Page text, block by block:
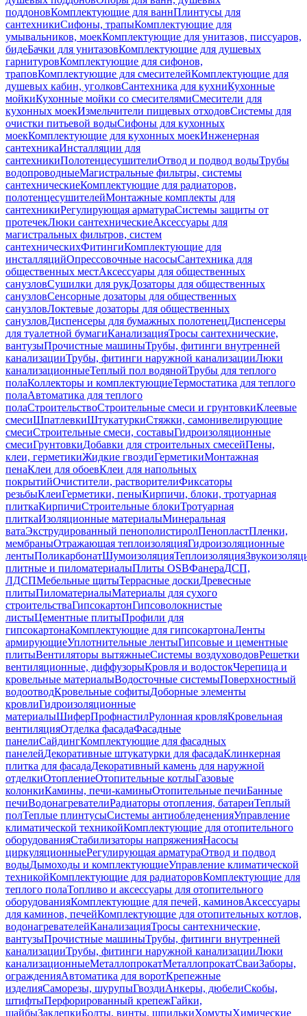
поддоновКомплектующие для ваннПлинтусы для
сантехникиСифоны, трапыКомплектующие для
умывальников, моекКомплектующие для унитазов, писсуаров,
бидеБачки для унитазовКомплектующие для душевых
гарнитуровКомплектующие для сифонов,
траповКомплектующие для смесителейКомплектующие для
душевых кабин, уголковСантехника для кухниКухонные
мойкиКухонные мойки со смесителямиСмесители для
кухонных моекИзмельчители пищевых отходовСистемы для
очистки питьевой водыСифоны для кухонных
моекКомплектующие для кухонных моекИнженерная
сантехникаИнсталляции для
сантехникиПолотенцесушителиОтвод и подвод водыТрубы
водопроводныеМагистральные фильтры, системы
сантехническиеКомплектующие для радиаторов,
полотенцесушителейМонтажные комплекты для
сантехникиРегулирующая арматураСистемы защиты от
протечекЛюки сантехническиеАксессуары для
магистральных фильтров, систем
сантехническихФитингиКомплектующие для
инсталляцийОпрессовочные насосыСантехника для
общественных местАксессуары для общественных
санузловСушилки для рукДозаторы для общественных
санузловСенсорные дозаторы для общественных
санузловЛоктевые дозаторы для общественных
санузловДиспенсеры для бумажных полотенецДиспенсеры
для туалетной бумагиКанализацияТросы сантехнические,
вантузыПрочистные машиныТрубы, фитинги внутренней
канализацииТрубы, фитинги наружной канализацииЛюки
канализационныеТеплый пол водянойТрубы для теплого
полаКоллекторы и комплектующиеТермостатика для теплого
полаАвтоматика для теплого
полаСтроительствоСтроительные смеси и грунтовкиКлеевые
смесиШпатлевкиШтукатуркиСтяжки, самонивелирующие
смесиСтроительные смеси, составыГидроизоляционные
смесиГрунтовкиДобавки для строительных смесейПены,
клеи, герметикиЖидкие гвоздиГерметикиМонтажная
пенаКлеи для обоевКлеи для напольных
покрытийОчистители, растворителиФиксаторы
резьбыКлеиГерметики, пеныКирпичи, блоки, тротуарная
плиткаКирпичиСтроительные блокиТротуарная
плиткаИзоляционные материалыМинеральная
ватаЭкструдированный пенополистиролПенопластПленки,
мембраныОтражающая теплоизоляцияГидроизоляционные
лентыПоликарбонатШумоизоляцияТеплоизоляция
плитные и пиломатериалыПлиты OSBФанераДСП,
ЛДСПМебельные щитыТеррасные доскиДревесные
плитыПиломатериалыМатериалы для сухого
строительстваГипсокартонГипсоволокнистые
листыЦементные плитыПрофили для
гипсокартонаКомплектующие для гипсокартонаЛенты
армирующиеУплотнительные лентыГипсовые и цементные
плитыВентиляторы вытяжныеСистемы воздуховодовРешетки
вентиляционные, диффузорыКровля и водостокЧерепица и
кровельные материалыВодосточные системыПоверхностный
водоотводКровельные софитыДоборные элементы
кровлиГидроизоляционные
материалыШиферПрофнастилРулонная кровляКровельная
вентиляцияОтделка фасадаФасадные
панелиСайдингКомплектующие для фасадных
панелейДекоративные штукатурки для фасадаКлинкерная
плитка для фасадаДекоративный камень для наружной
отделкиОтоплениеОтопительные котлыГазовые
колонкиКамины, печи-каминыОтопительные печиБанные
печиВодонагревателиРадиаторы отопления, батареиТеплый
полТеплые плинтусыСистемы антиобледененияУправление
климатической техникойКомплектующие для отопительного
оборудованияСтабилизаторы напряженияНасосы
циркуляционныеРегулирующая арматураОтвод и подвод
водыДымоходы и комплектующиеУправление климатической
техникойКомплектующие для радиаторовКомплектующие для
теплого полаТопливо и аксессуары для отопительного
оборудованияКомплектующие для печей, каминовАксессуары
для каминов, печейКомплектующие для отопительных котлов,
водонагревателейКанализацияТросы сантехнические,
вантузыПрочистные машиныТрубы, фитинги внутренней
канализацииТрубы, фитинги наружной канализацииЛюки
канализационныеМеталлопрокатМеталлопрокатСваиЗаборы,
огражденияАвтоматика для воротКрепежные
изделияСаморезы, шурупыГвоздиАнкеры, дюбелиСкобы,
штифтыПерфорированный крепежГайки,
шайбыЗаклепкиБолты, винты, шпилькиХомутыХимические